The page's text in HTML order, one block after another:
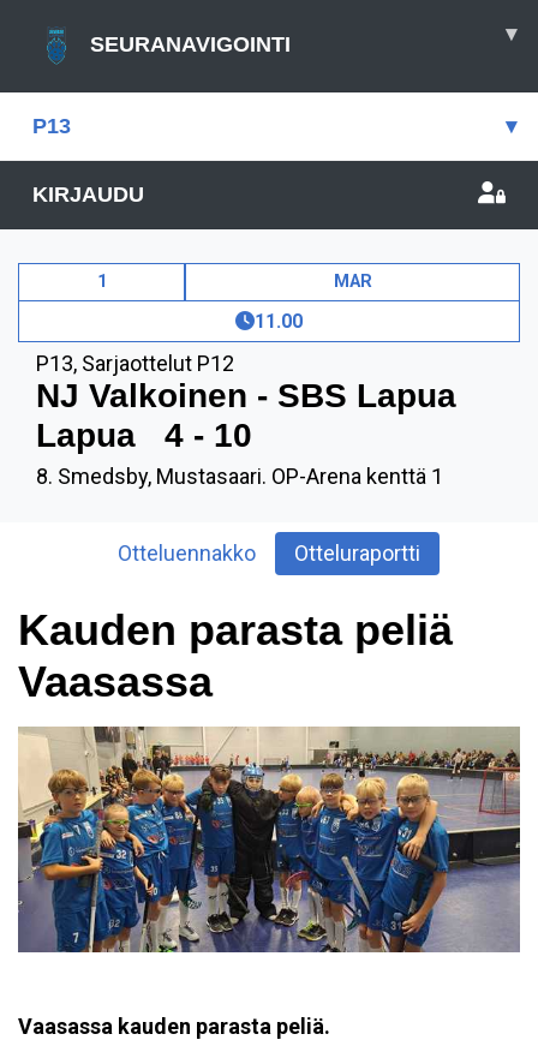
SEURANAVIGOINTI ▾
P13 ▾
KIRJAUDU
1 MAR
11.00
P13, Sarjaottelut P12
NJ Valkoinen - SBS Lapua
Lapua
4 - 10
8. Smedsby, Mustasaari. OP-Arena kenttä 1
Otteluennakko Otteluraportti
Kauden parasta peliä
Vaasassa
Vaasassa kauden parasta peliä.